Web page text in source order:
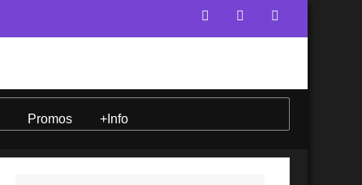
Promos +Info